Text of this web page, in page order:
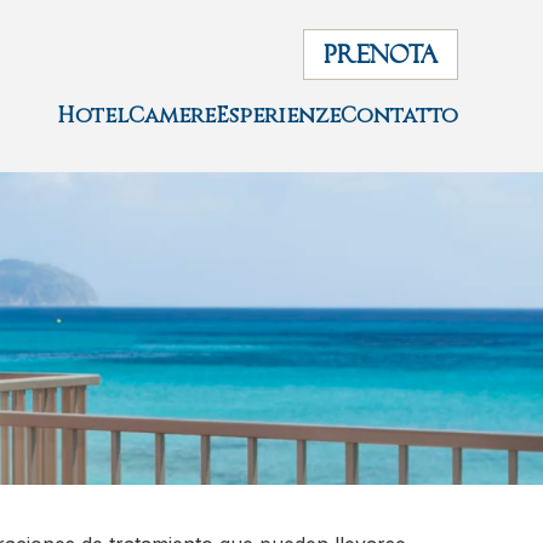
PRENOTA
HotelCamereEsperienzeContatto